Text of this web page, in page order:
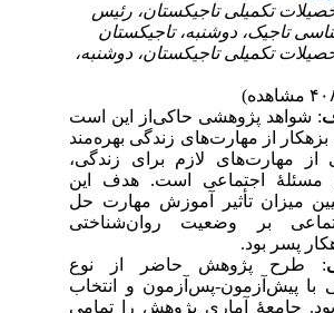
تکمیلی تاجیکستان، رئیس
تاجیک، دوشنبه، تاجیکستان
تکمیلی تاجیکستان، دوشنبه،
: شواهد پژوهشی حاکی‌از این است
بزهکار از مهارت‌های زندگی بهره‌مند
از مهارت‌های لازم برای زندگی،
اجتماعی است. هدف این
میزان تأثیر آموزش مهارت حل
بر وضعیت روان‌شناختی
پسر بود.
طرح پژوهش حاضر از نوع
با پیش‌آزمون-پس‌آزمون و انتخاب
جامعهٔ آماری پژوهش را تمامی